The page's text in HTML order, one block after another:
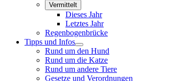
Vermittelt
Dieses Jahr
Letztes Jahr
Regenbogenbrücke
Tipps und Infos
Rund um den Hund
Rund um die Katze
Rund um andere Tiere
Gesetze und Verordnungen